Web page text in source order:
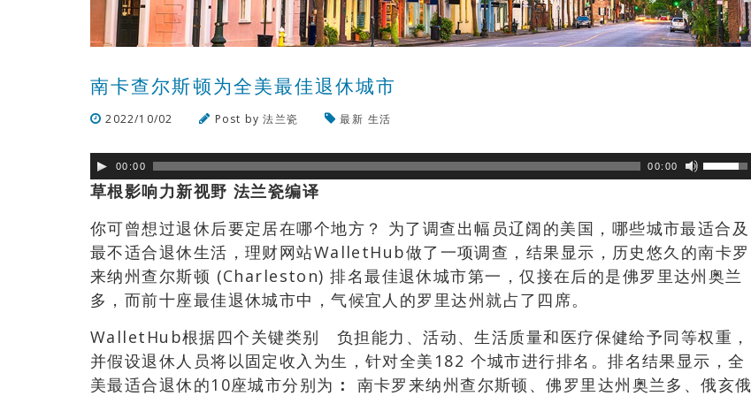
南卡查尔斯顿为全美最佳退休城市
2022/10/02 Post by法兰瓷 最新 生活
00:00 00:00
草根影响力新视野 法兰瓷编译
你可曾想过退休后要定居在哪个地方？ 为了调查出幅员辽阔的美国，哪些城市最适合及
最不适合退休生活，理财网站WalletHub做了一项调查，结果显示，历史悠久的南卡罗
来纳州查尔斯顿 (Charleston) 排名最佳退休城市第一，仅接在后的是佛罗里达州奥兰
多，而前十座最佳退休城市中，气候宜人的罗里达州就占了四席。
WalletHub根据四个关键类别 负担能力、活动、生活质量和医疗保健给予同等权重，
并假设退休人员将以固定收入为生，针对全美182 个城市进行排名。排名结果显示，全
美最适合退休的10座城市分别为 ：
南卡罗来纳州查尔斯顿、佛罗里达州奥兰多、俄亥俄